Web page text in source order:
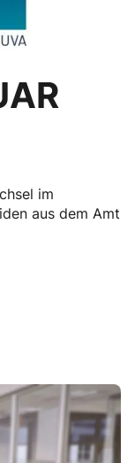
im
aus dem Amt